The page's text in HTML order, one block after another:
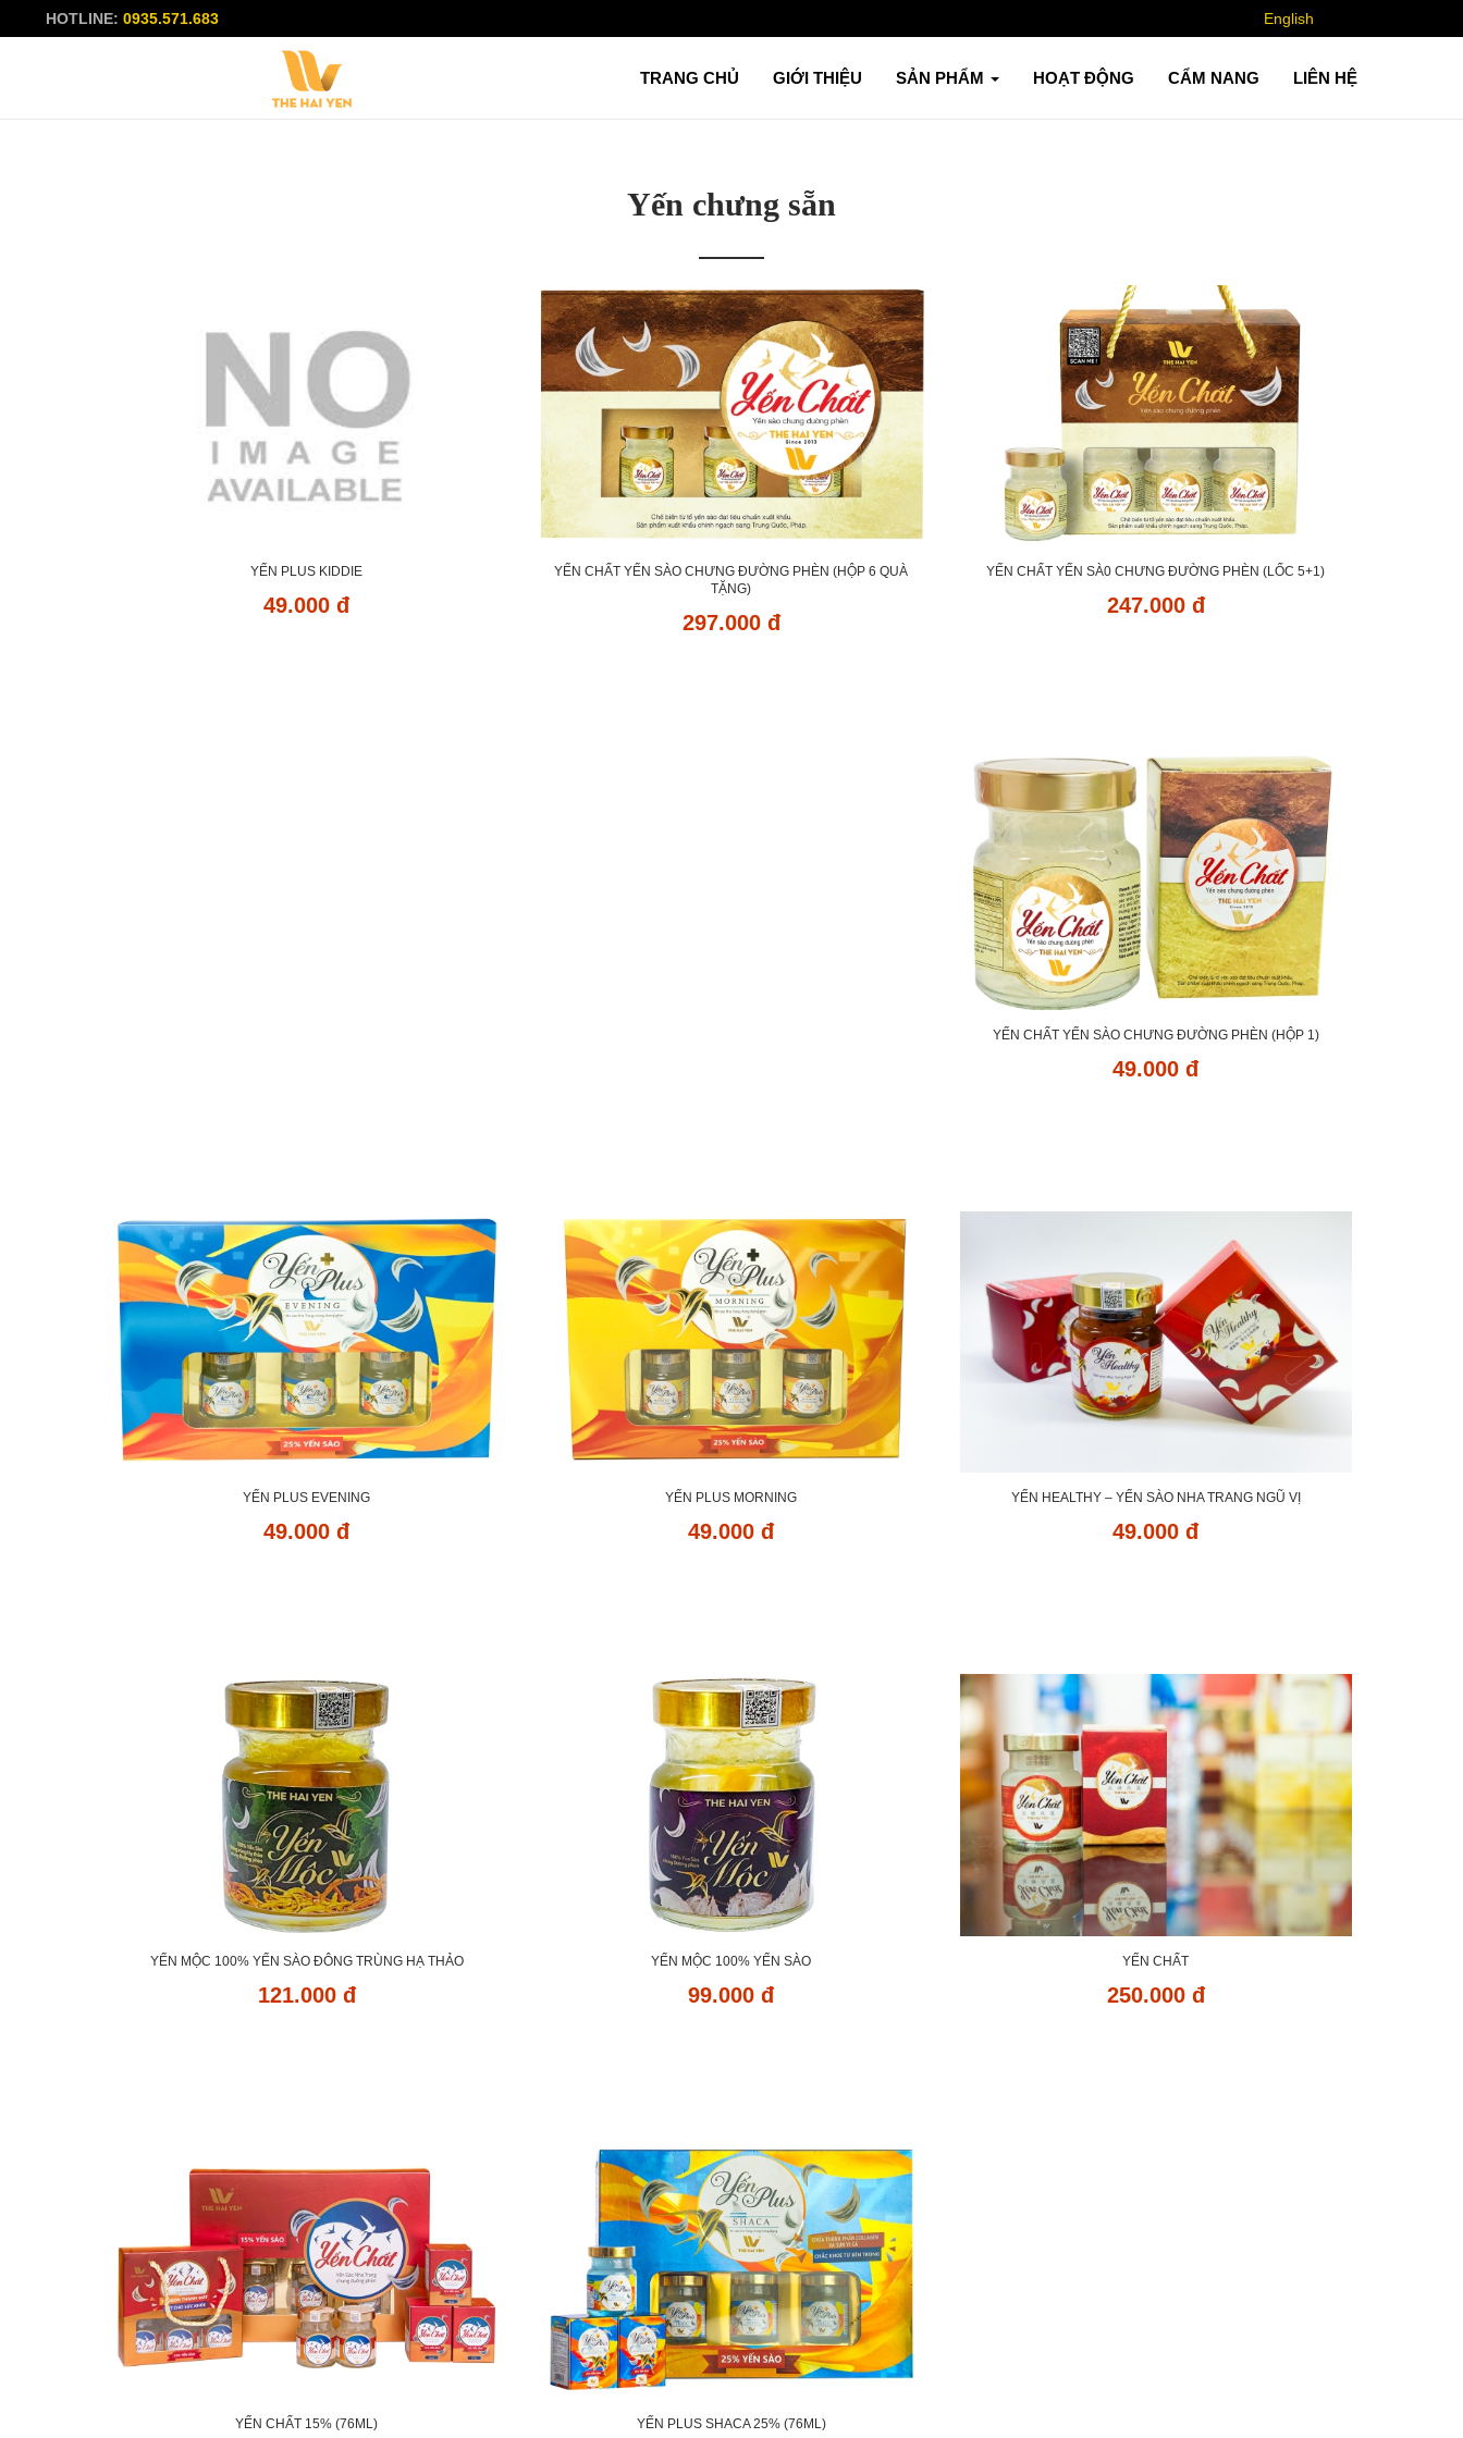
HOTLINE: 0935.571.683 English
TRANG CHỦ GIỚI THIỆU SẢN PHẨM HOẠT ĐỘNG CẨM NANG LIÊN HỆ
Yến chưng sẵn
YẾN PLUS KIDDIE
49.000 đ
YẾN CHẤT YẾN SÀO CHƯNG ĐƯỜNG PHÈN (HỘP 6 QUÀ
TẶNG)
297.000 đ
YẾN CHẤT YẾN SÀ0 CHƯNG ĐƯỜNG PHÈN (LỐC 5+1)
247.000 đ
YẾN CHẤT YẾN SÀO CHƯNG ĐƯỜNG PHÈN (HỘP 1)
49.000 đ
YẾN PLUS EVENING
49.000 đ
YẾN PLUS MORNING
49.000 đ
YẾN HEALTHY – YẾN SÀO NHA TRANG NGŨ VỊ
49.000 đ
YẾN MỘC 100% YẾN SÀO ĐÔNG TRÙNG HẠ THẢO
121.000 đ
YẾN MỘC 100% YẾN SÀO
99.000 đ
YẾN CHẤT
250.000 đ
YẾN CHẤT 15% (76ML) YẾN PLUS SHACA 25% (76ML)